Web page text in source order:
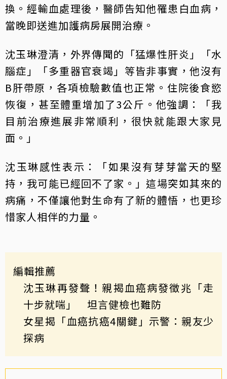
換。經輸血處理後，醫師告知他罹患白血病，
當晚即送進加護病房展開治療。
沈玉琳澄清，外界傳聞的「猛爆性肝炎」「水
腦症」「多重器官衰竭」等皆非事實，他沒有
B肝帶原，各項檢驗數值也正常。住院後食慾
恢復，甚至體重增加了3公斤。他強調：「我
目前治療進展非常順利，很快就能跟大家見
面。」
沈玉琳感性表示：「如果沒有芽芽當天的堅
持，我可能已經回不了家。」這場突如其來的
病痛，不僅讓他對生命有了新的體悟，也更珍
惜家人相伴的力量。
編輯推薦
沈玉琳再發聲！親揭血癌病發徵兆「走
十步就喘」 坦言健檢也難防
女星揭「血癌抗癌4關鍵」示警：親友少
探病